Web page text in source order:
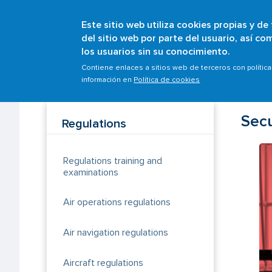
Este sitio web utiliza cookies propias y
del sitio web por parte del usuario, así
los usuarios sin su conocimiento.
Contiene enlaces a sitios web de terceros con
información en Política de cookies
Breadcrumb
Scopes Regulations Security
Regulations
Regulations training and
examinations
Air operations regulations
Air navigation regulations
Aircraft regulations